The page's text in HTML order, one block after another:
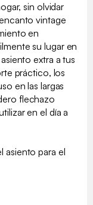
sin olvidar
vintage
en
su lugar en
extra a tus
práctico, los
en las largas
flechazo
en el día a
asiento para el